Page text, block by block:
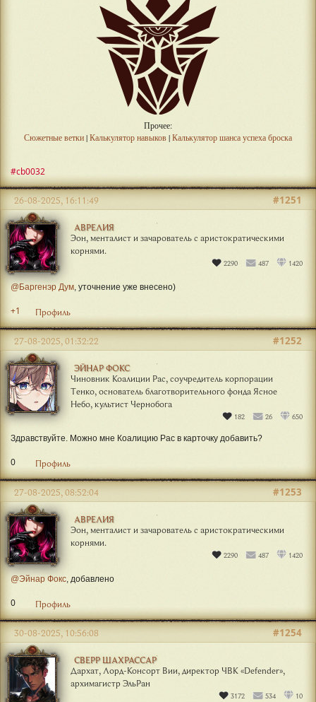
Прочее:
Сюжетные ветки|Калькулятор навыков|Калькулятор шанса успеха броска
#cb0032
АВРЕЛИЯ
Эон, менталист и зачарователь с аристократическими
корнями.
2290 487 1420
#1251
26-08-2025, 16:11:49
@Баргенэр Дум , уточнение уже внесено)
+1 Профиль
ЭЙНАР ФОКС
Чиновник Коалиции Рас, соучредитель корпорации
Тенко, основатель благотворительного фонда Ясное
Небо, культист Чернобога
182 26 650
#1252
27-08-2025, 01:32:22
Здравствуйте. Можно мне Коалицию Рас в карточку добавить?
0 Профиль
АВРЕЛИЯ
Эон, менталист и зачарователь с аристократическими
корнями.
2290 487 1420
#1253
27-08-2025, 08:52:04
@Эйнар Фокс , добавлено
0 Профиль
СВЕРР ШАХРАССАР
Дархат, Лорд-Консорт Вии, директор ЧВК «Defender»,
архимагистр ЭльРан
3172 534 10
#1254
30-08-2025, 10:56:08